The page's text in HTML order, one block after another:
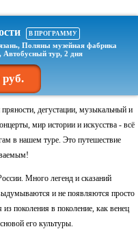
В ПРОГРАММУ
Поляны музейная фабрика
Автобусный тур, 2 дня
руб.
дегустации, музыкальный и
мир истории и искусства - всё
в нашем туре. Это путешествие
Много легенд и сказаний
и не появляются просто
поколения в поколение, как венец
его культуры.